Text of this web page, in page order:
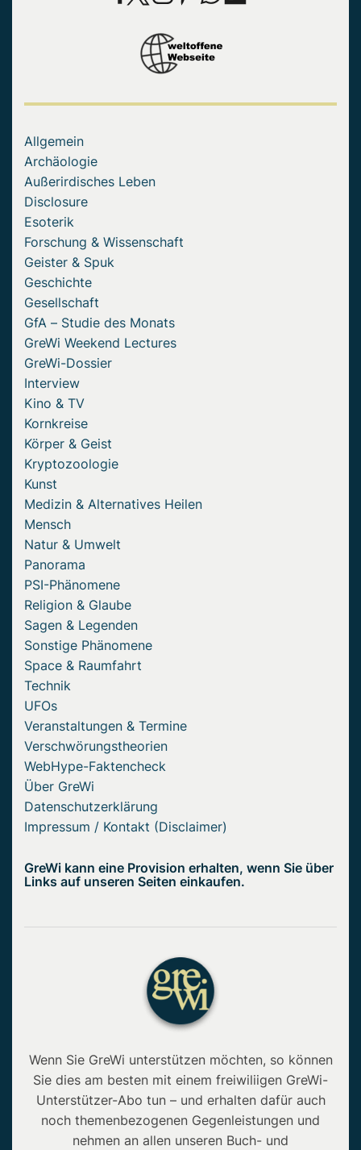
Allgemein
Archäologie
Außerirdisches Leben
Disclosure
Esoterik
Forschung & Wissenschaft
Geister & Spuk
Geschichte
Gesellschaft
GfA – Studie des Monats
GreWi Weekend Lectures
GreWi-Dossier
Interview
Kino & TV
Kornkreise
Körper & Geist
Kryptozoologie
Kunst
Medizin & Alternatives Heilen
Mensch
Natur & Umwelt
Panorama
PSI-Phänomene
Religion & Glaube
Sagen & Legenden
Sonstige Phänomene
Space & Raumfahrt
Technik
UFOs
Veranstaltungen & Termine
Verschwörungstheorien
WebHype-Faktencheck
Über GreWi
Datenschutzerklärung
Impressum / Kontakt (Disclaimer)
GreWi kann eine Provision erhalten, wenn Sie über
Links auf unseren Seiten einkaufen.
Wenn Sie GreWi unterstützen möchten, so können
Sie dies am besten mit einem freiwiliigen GreWi-
Unterstützer-Abo tun – und erhalten dafür auch
noch themenbezogenen Gegenleistungen und
nehmen an allen unseren Buch- und